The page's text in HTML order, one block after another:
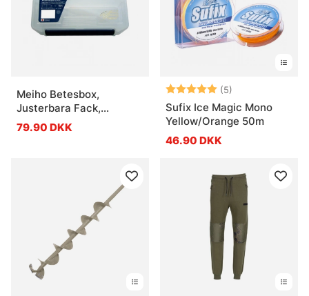
Meiho Betesbox,
Justerbara Fack,
205x145x60mm - Clear
79.90 DKK
Vurdering: (5)
Sufix Ice Magic Mono
Yellow/Orange 50m
46.90 DKK